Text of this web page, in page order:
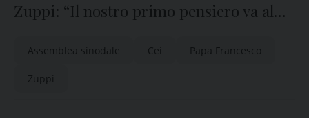
Zuppi: “Il nostro primo pensiero va al
Assemblea sinodale Cei Papa Francesco
Zuppi